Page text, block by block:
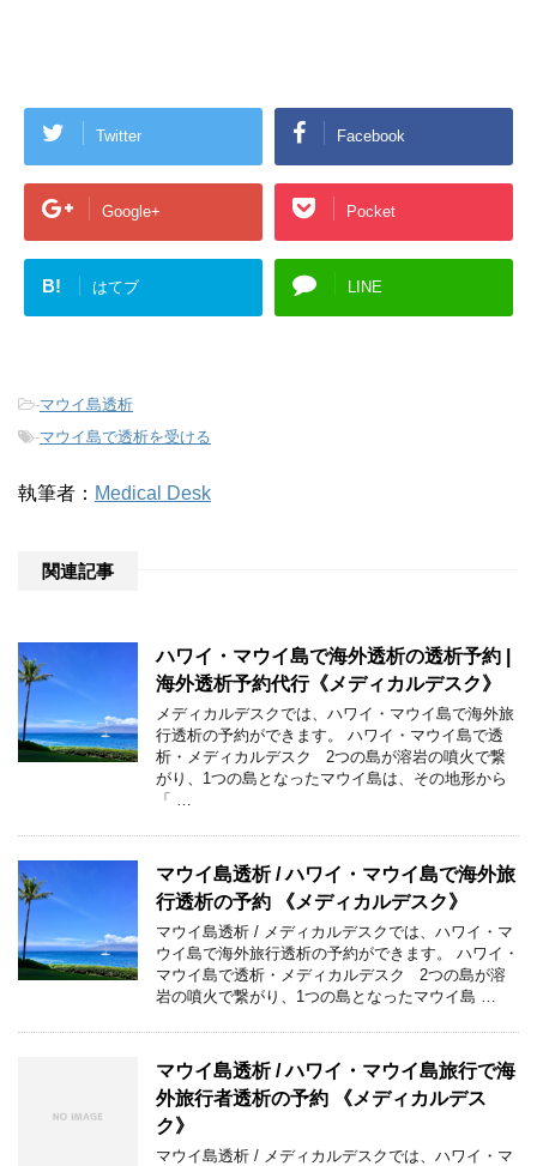
Twitter Facebook
Google+ Pocket
B! はてブ LINE
-マウイ島透析
-マウイ島で透析を受ける
執筆者： Medical Desk
関連記事
ハワイ・マウイ島で海外透析の透析予約 |
海外透析予約代行《メディカルデスク》
メディカルデスクでは、ハワイ・マウイ島で海外旅
行透析の予約ができます。 ハワイ・マウイ島で透
析・メディカルデスク 2つの島が溶岩の噴火で繋
がり、1つの島となったマウイ島は、その地形から
「 …
マウイ島透析 / ハワイ・マウイ島で海外旅
行透析の予約 《メディカルデスク》
マウイ島透析 / メディカルデスクでは、ハワイ・マ
ウイ島で海外旅行透析の予約ができます。 ハワイ・
マウイ島で透析・メディカルデスク 2つの島が溶
岩の噴火で繋がり、1つの島となったマウイ島 …
マウイ島透析 / ハワイ・マウイ島旅行で海
外旅行者透析の予約 《メディカルデス
ク》
マウイ島透析 / メディカルデスクでは、ハワイ・マ